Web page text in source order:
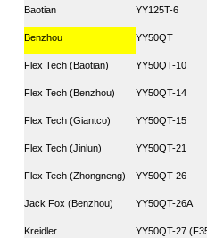
Baotian
Benzhou
Flex Tech (Baotian)
Flex Tech (Benzhou)
Flex Tech (Giantco)
Flex Tech (Jinlun)
Flex Tech (Zhongneng)
Jack Fox (Benzhou)
Kreidler
YY125T-6
YY50QT
YY50QT-10
YY50QT-14
YY50QT-15
YY50QT-21
YY50QT-26
YY50QT-26A
YY50QT-27